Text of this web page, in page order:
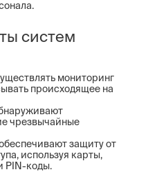
систем
мониторинг
происходящее на
чрезвычайные
защиту от
используя карты,
PIN-коды.